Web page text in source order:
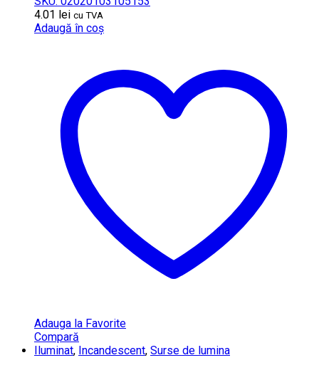
4.01 lei cu TVA
Adaugă în coș
Adauga la Favorite
Compară
Iluminat, Incandescent, Surse de lumina